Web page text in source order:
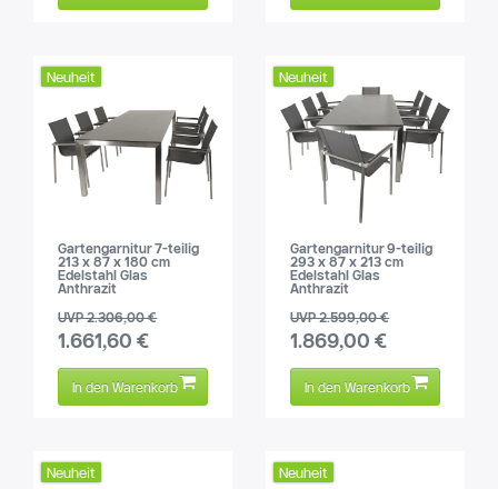
Neuheit
Gartengarnitur 7-teilig
213 x 87 x 180 cm
Edelstahl Glas
Anthrazit
UVP 2.306,00 €
1.661,60 €
In den Warenkorb
Neuheit
Gartengarnitur 9-teilig
293 x 87 x 213 cm
Edelstahl Glas
Anthrazit
UVP 2.599,00 €
1.869,00 €
In den Warenkorb
Neuheit Neuheit